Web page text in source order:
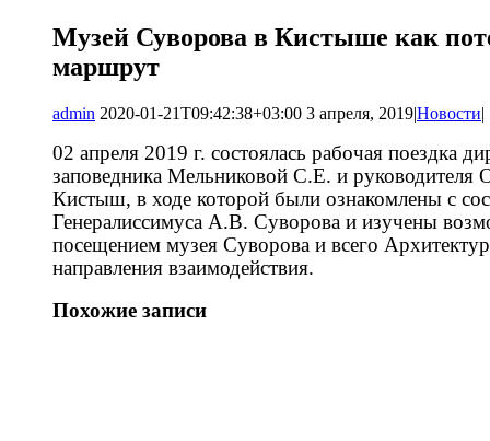
Музей Суворова в Кистыше как
маршрут
admin 2020-01-21T09:42:38+03:00 3 апреля, 2019|Новости|
02 апреля 2019 г. состоялась рабочая поездка
заповедника Мельниковой С.Е. и
Кистыш, в ходе которой были ознакомлены с
Генералиссимуса А.В. Суворова и изучены
посещением музея Суворова и всего
направления взаимодействия.
Похожие записи